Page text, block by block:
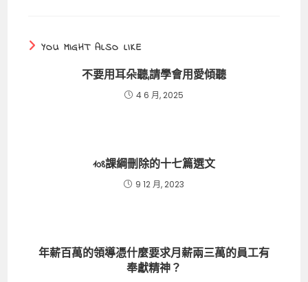
YOU MIGHT ALSO LIKE
不要用耳朵聽,請學會用愛傾聽
4 6 月, 2025
108課綱刪除的十七篇選文
9 12 月, 2023
年薪百萬的領導憑什麼要求月薪兩三萬的員工有
奉獻精神？